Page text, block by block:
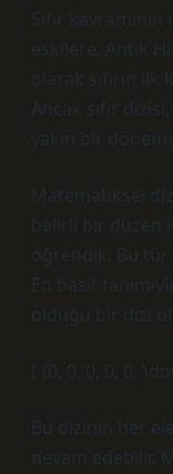
Sıfır
eskilere, Antik
olarak sıfırın ilk
Ancak sıfır
yakın bir
Matematiksel
belirli bir düzen
öğrendik. Bu tür
En basit
olduğu bir dizi
[ {0, 0, 0, 0, 0,
Bu dizinin her
devam edebilir.